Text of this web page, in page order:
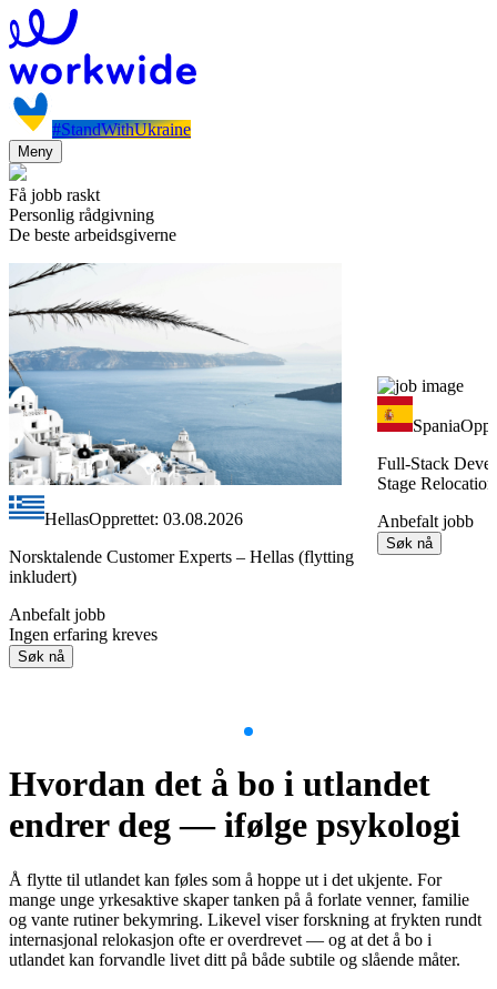
#StandWithUkraine
Meny
Få jobb raskt
Personlig rådgivning
De beste arbeidsgiverne
HellasOpprettet: 03.08.2026
Norsktalende Customer Experts – Hellas (flytting
inkludert)
Anbefalt jobb
Ingen erfaring kreves
Søk nå
Spania
Full-Stack
Stage
Anbefalt jobb
Søk nå
1
of
Hvordan det å bo i utlandet
endrer deg — ifølge psykologi
Å flytte til utlandet kan føles som å hoppe ut i det ukjente. For
mange unge yrkesaktive skaper tanken på å forlate venner, familie
og vante rutiner bekymring. Likevel viser forskning at frykten rundt
internasjonal relokasjon ofte er overdrevet — og at det å bo i
utlandet kan forvandle livet ditt på både subtile og slående måter.